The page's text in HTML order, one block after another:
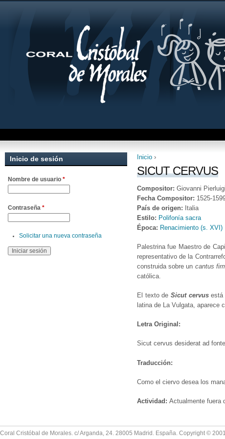
Se encuentra usted
Inicio ›
SICUT CERVUS
Compositor: Giovanni
Fecha Compositor: 1525-
País de origen: Italia
Estilo: Polifonía sacra
Época: Renacimiento (s. XVI)
Palestrina fue Maestro de
representativo de la
construida sobre un cantus
católica.
El texto deSicut cervus está
latina de La Vulgata, aparece
Letra Original:
Sicut cervus desiderat ad
Traducción:
Como el ciervo desea los
Actividad: Actualmente fuera
Inicio de sesión
Nombre de usuario *
Contraseña *
Solicitar una nueva contraseña
Coral Cristóbal de Morales. c/ Arganda, 24. 28005 Madrid. España. Copyright ©